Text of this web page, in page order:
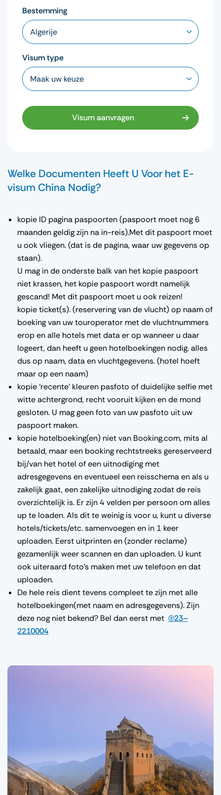
Bestemming
Visum type
Visum aanvragen
Welke Documenten Heeft U Voor het E-
visum China Nodig?
kopie ID pagina paspoorten (paspoort moet nog 6
maanden geldig zijn na in-reis).Met dit paspoort moet
u ook vliegen. (dat is de pagina, waar uw gegevens op
staan).
U mag in de onderste balk van het kopie paspoort
niet krassen, het kopie paspoort wordt namelijk
gescand! Met dit paspoort moet u ook reizen!
kopie ticket(s). (reservering van de vlucht) op naam of
boeking van uw touroperator met de vluchtnummers
erop en alle hotels met data er op wanneer u daar
logeert, dan heeft u geen hotelboekingen nodig. alles
dus op naam, data en vluchtgegevens. (hotel hoeft
maar op een naam)
kopie ‘recente’ kleuren pasfoto of duidelijke selfie met
witte achtergrond, recht vooruit kijken en de mond
gesloten. U mag geen foto van uw pasfoto uit uw
paspoort maken.
kopie hotelboeking(en) niet van Booking.com, mits al
betaald, maar een booking rechtstreeks gereserveerd
bij/van het hotel of een uitnodiging met
adresgegevens en eventueel een reisschema en als u
zakelijk gaat, een zakelijke uitnodiging zodat de reis
overzichtelijk is. Er zijn 4 velden per persoon om alles
up te loaden. Als dit te weinig is voor u, kunt u diverse
hotels/tickets/etc. samenvoegen en in 1 keer
uploaden. Eerst uitprinten en (zonder reclame)
gezamenlijk weer scannen en dan uploaden. U kunt
ook uiteraard foto’s maken met uw telefoon en dat
uploaden.
De hele reis dient tevens compleet te zijn met alle
hotelboekingen(met naam en adresgegevens). Zijn
deze nog niet bekend? Bel dan eerst met (0)23–
2210004